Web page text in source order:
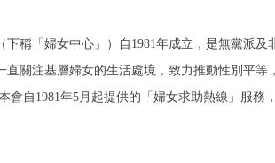
下稱「婦女中心」）自1981年成立，是無黨派及
直關注基層婦女的生活處境，致力推動性別平等
會自1981年5月起提供的「婦女求助熱線」服務